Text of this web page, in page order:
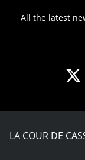
All the latest
LA COUR DE